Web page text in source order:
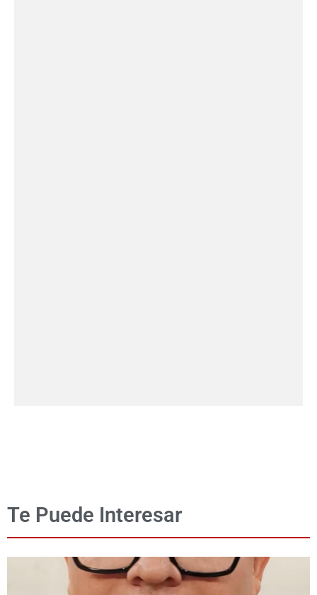
Te Puede Interesar